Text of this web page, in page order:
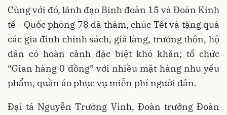
Cùng với đó, lãnh đạo Binh đoàn 15 và Đoàn Kinh
tế - Quốc phòng 78 đã thăm, chúc Tết và tặng quà
các gia đình chính sách, già làng, trưởng thôn, hộ
dân có hoàn cảnh đặc biệt khó khăn; tổ chức
“Gian hàng 0 đồng” với nhiều mặt hàng nhu yếu
phẩm, quần áo phục vụ miễn phí người dân.
Đại tá Nguyễn Trường Vinh, Đoàn trưởng Đoàn